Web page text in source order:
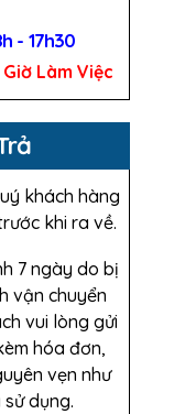
- 17h30
Làm Việc
khách hàng
khi ra về.
7 ngày do bị
vận chuyển
vui lòng gửi
hóa đơn,
vẹn như
dụng.